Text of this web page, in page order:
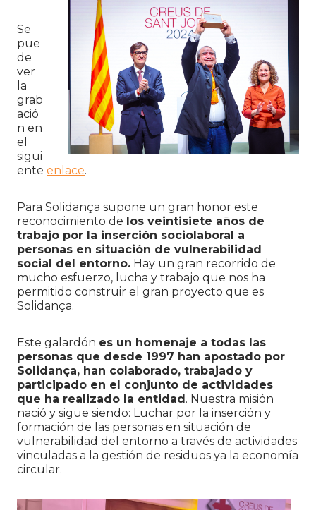
Se
pue
de
ver
la
grab
ació
n en
el
sigui
ente enlace.
Para Solidança supone un gran honor este
reconocimiento de los veintisiete años de
trabajo por la inserción sociolaboral a
personas en situación de vulnerabilidad
social del entorno. Hay un gran recorrido de
mucho esfuerzo, lucha y trabajo que nos ha
permitido construir el gran proyecto que es
Solidança.
Este galardón es un homenaje a todas las
personas que desde 1997 han apostado por
Solidança, han colaborado, trabajado y
participado en el conjunto de actividades
que ha realizado la entidad. Nuestra misión
nació y sigue siendo: Luchar por la inserción y
formación de las personas en situación de
vulnerabilidad del entorno a través de actividades
vinculadas a la gestión de residuos ya la economía
circular.